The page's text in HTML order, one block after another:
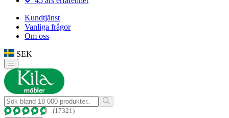
Kundtjänst
Vanliga frågor
Om oss
SEK
(17321)